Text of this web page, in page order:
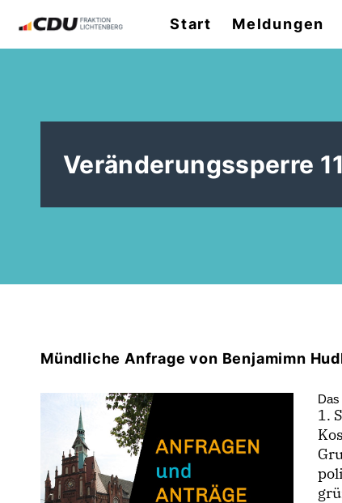
Start Meldungen
Veränderungssperre
Mündliche Anfrage von Benjamimn
1.